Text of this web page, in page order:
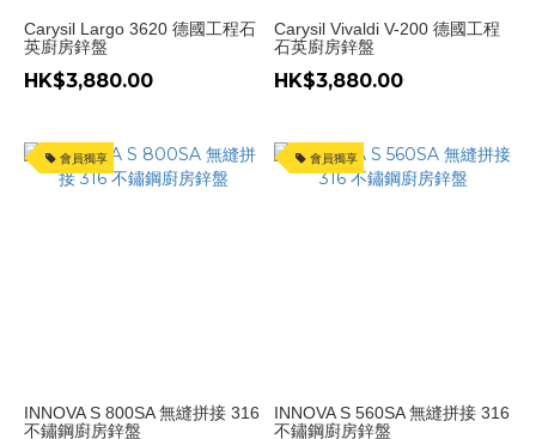
Carysil Largo 3620 德國工程石
英廚房鋅盤
HK$3,880.00
Carysil Vivaldi V-200 德國工程
石英廚房鋅盤
HK$3,880.00
會員獨享
INNOVA S 800SA 無縫拼接 316
不鏽鋼廚房鋅盤
會員獨享
INNOVA S 560SA 無縫拼接 316
不鏽鋼廚房鋅盤